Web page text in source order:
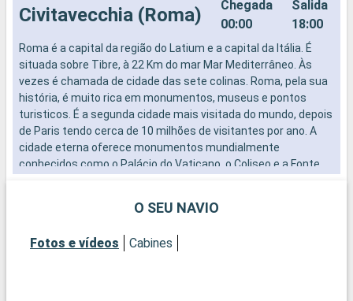
Civitavecchia (Roma)
Chegada
00:00
Salida
18:00
Roma é a capital da região do Latium e a capital da Itália. É
situada sobre Tibre, à 22 Km do mar Mar Mediterrâneo. Às
vezes é chamada de cidade das sete colinas. Roma, pela sua
história, é muito rica em monumentos, museus e pontos
turisticos. É a segunda cidade mais visitada do mundo, depois
de Paris tendo cerca de 10 milhões de visitantes por ano. A
cidade eterna oferece monumentos mundialmente
conhecidos como o Palácio do Vaticano, o Coliseo e a Fonte
barrocas. São séculos de historia que maravilham os olhos do
experiências e descobertas.
O SEU NAVIO
Fotos e vídeos Cabines